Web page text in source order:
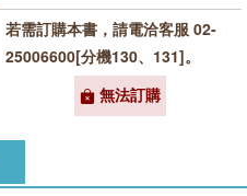
若需訂購本書，請電洽客服 02-
25006600[分機130、131]。
無法訂購